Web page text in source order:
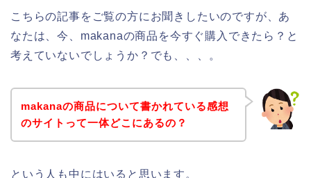
こちらの記事をご覧の方にお聞きしたいのですが、あ
なたは、今、makanaの商品を今すぐ購入できたら？と
考えていないでしょうか？でも、、、。
makanaの商品について書かれている感想
のサイトって一体どこにあるの？
という人も中にはいると思います。